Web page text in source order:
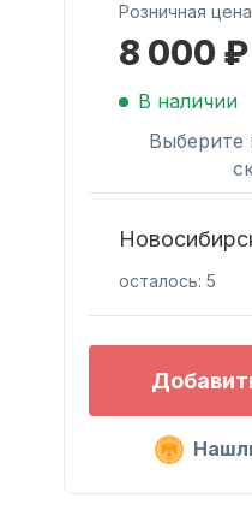
Масла для
моторов
для
моторов
Розничная цена
8 000 ₽
В наличии
Выберите
осталось: 5